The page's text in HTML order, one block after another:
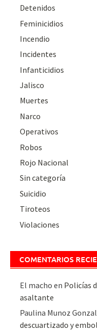
Detenidos
Feminicidios
Incendio
Incidentes
Infanticidios
Jalisco
Muertes
Narco
Operativos
Robos
Rojo Nacional
Sin categoría
Suicidio
Tiroteos
Violaciones
COMENTARIOS
El macho en Policías
asaltante
Paulina Munoz
descuartizado y